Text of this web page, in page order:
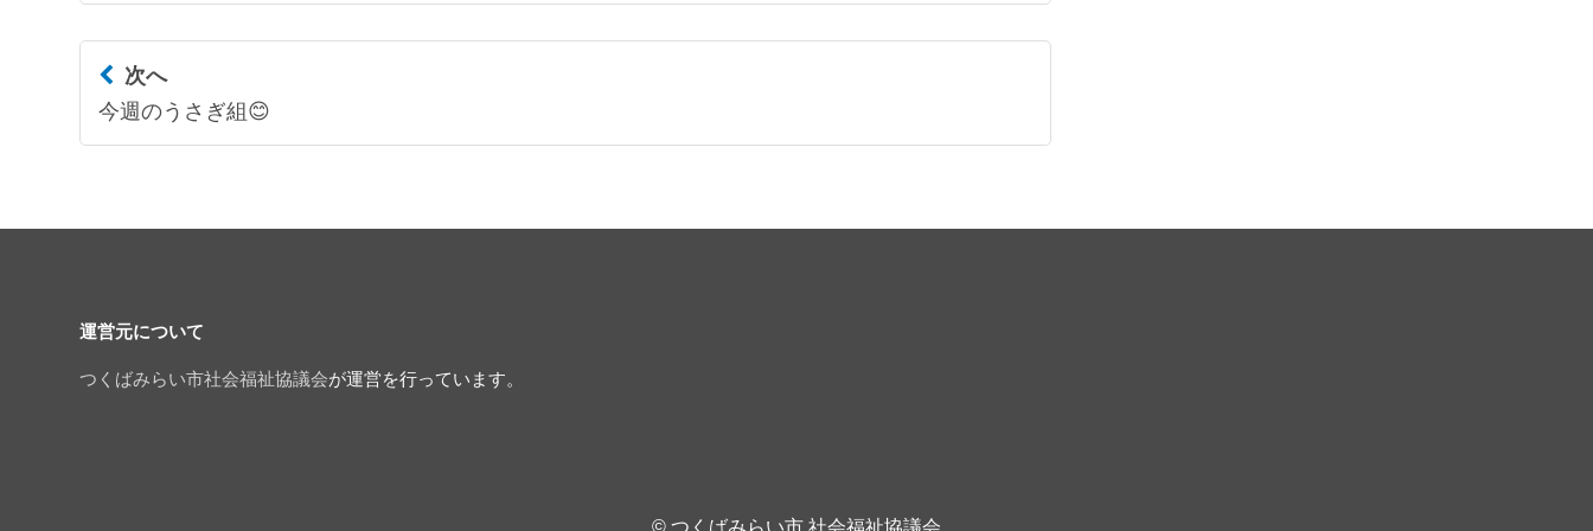
次へ
今週のうさぎ組😊
運営元について
つくばみらい市社会福祉協議会が運営を行っています。
© つくばみらい市 社会福祉協議会